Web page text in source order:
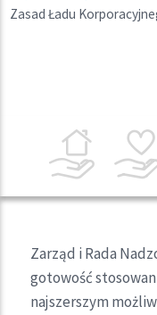
Zasad Ładu
Zarząd i Rada
gotowość
najszerszym